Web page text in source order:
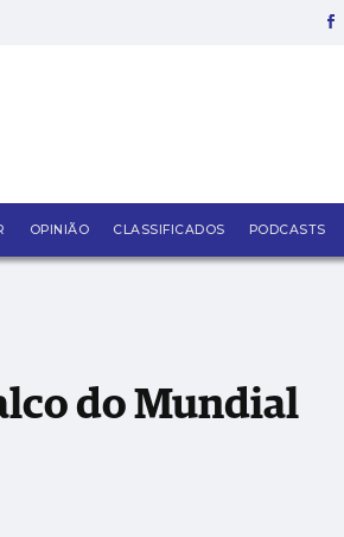
OPINIÃO CLASSIFICADOS PODCASTS
do Mundial